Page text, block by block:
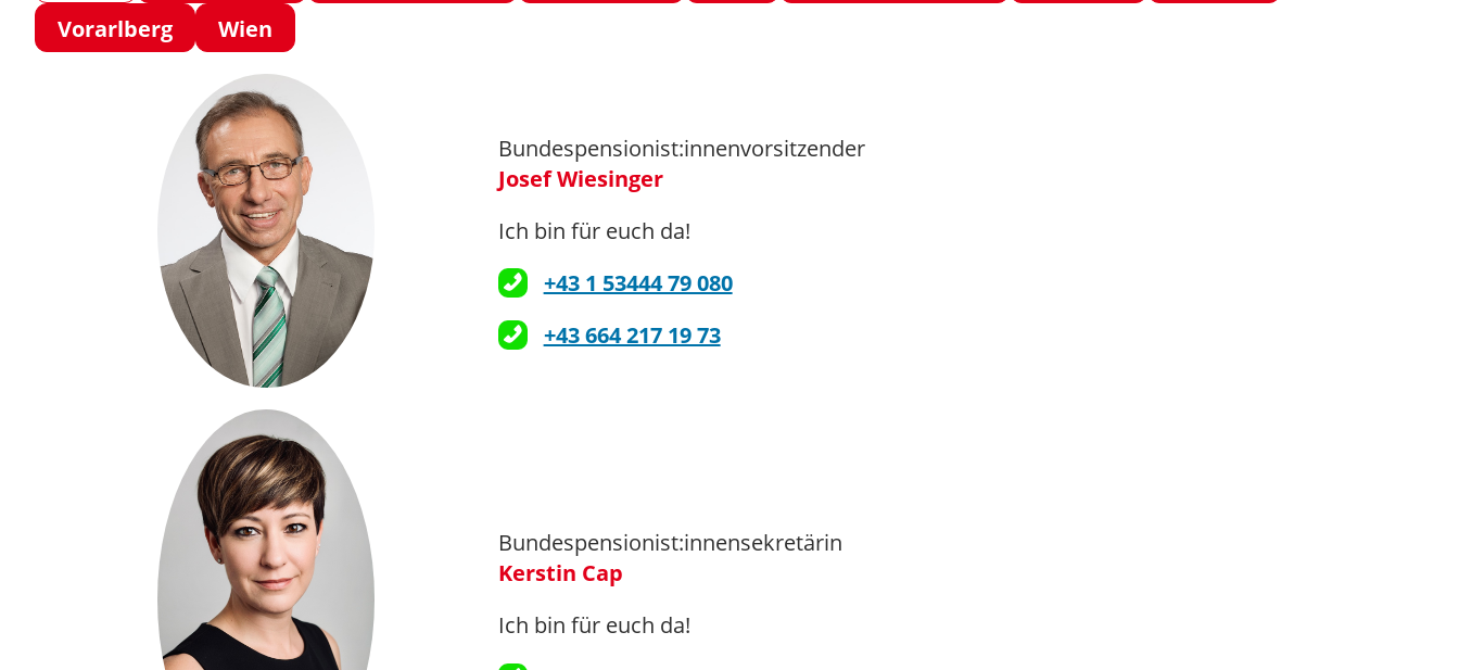
Vorarlberg
Wien
Bundespensionist:innenvorsitzender
Josef Wiesinger
Ich bin für euch da!
+43 1 53444 79 080
+43 664 217 19 73
Bundespensionist:innensekretärin
Kerstin Cap
Ich bin für euch da!